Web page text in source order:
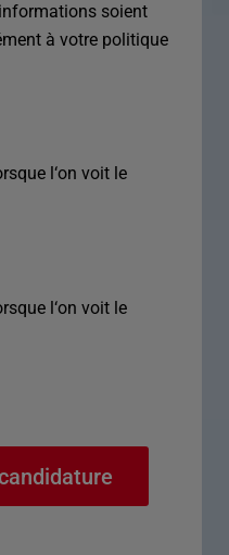
soient
à votre politique
l‘on voit le
l‘on voit le